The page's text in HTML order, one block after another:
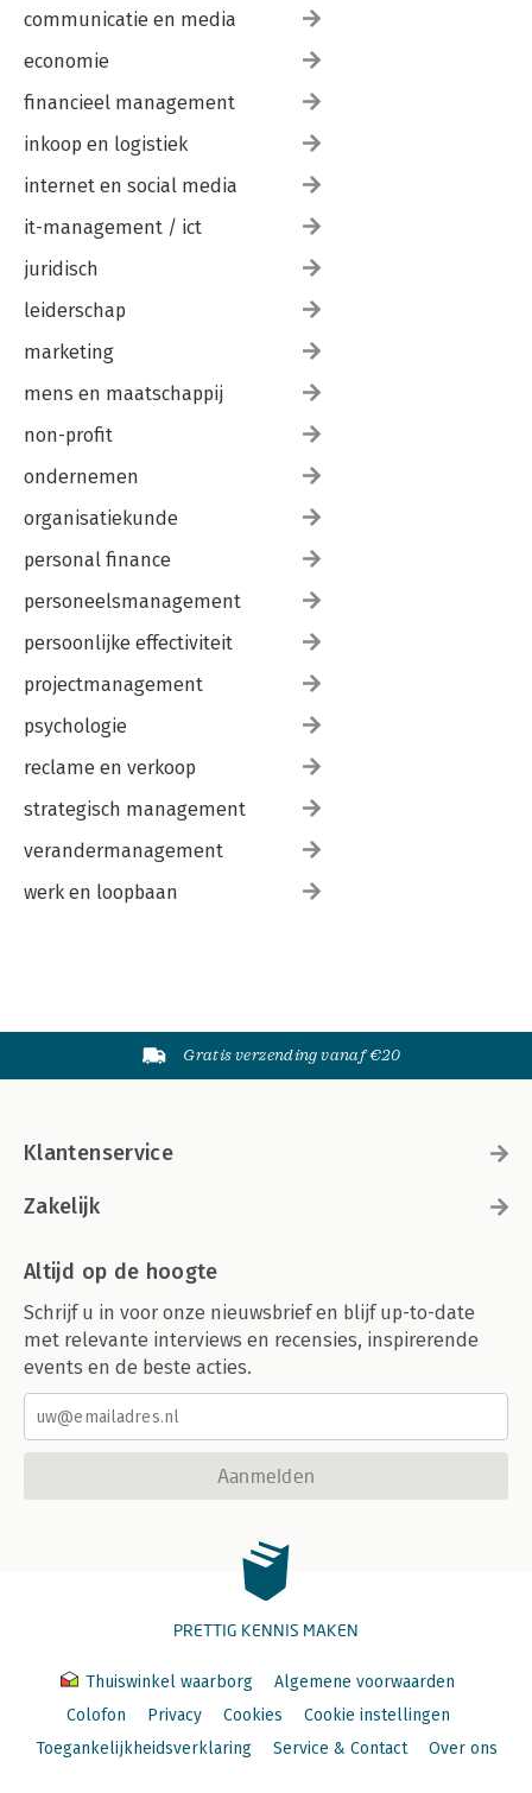
communicatie en media
economie
financieel management
inkoop en logistiek
internet en social media
it-management / ict
juridisch
leiderschap
marketing
mens en maatschappij
non-profit
ondernemen
organisatiekunde
personal finance
personeelsmanagement
persoonlijke effectiviteit
projectmanagement
psychologie
reclame en verkoop
strategisch management
verandermanagement
werk en loopbaan
Gratis verzending vanaf €20
Klantenservice
Zakelijk
Altijd op de hoogte
Schrijf u in voor onze nieuwsbrief en blijf up-to-date
met relevante interviews en recensies, inspirerende
events en de beste acties.
Aanmelden
PRETTIG KENNIS MAKEN
Thuiswinkel waarborg
Algemene voorwaarden
Colofon
Privacy Cookies
Cookie instellingen
Toegankelijkheidsverklaring
Service & Contact Over ons